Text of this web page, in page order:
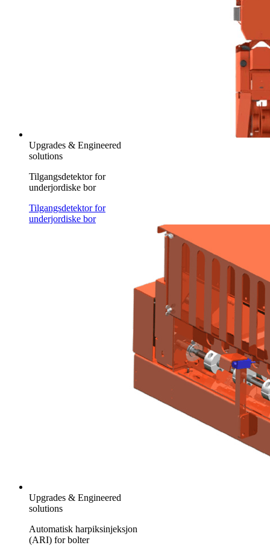
Upgrades & Engineered
solutions
Tilgangsdetektor for
underjordiske bor
Tilgangsdetektor for
underjordiske bor
Upgrades & Engineered
solutions
Automatisk harpiksinjeksjon
(ARI) for bolter